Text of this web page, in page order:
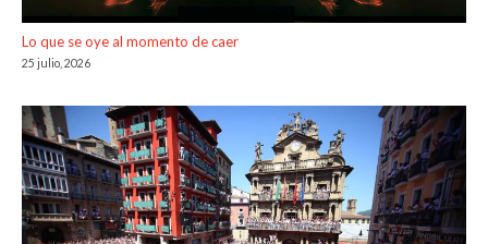
Lo que se oye al momento de caer
25 julio, 2026